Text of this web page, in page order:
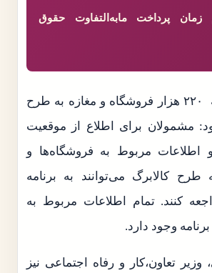
زمان پرداخت مابه‌التفاوت حقوق
وی با اشاره به اینکه ۲۲۰ هزار فروشگاه و مغازه به طرح
مشمولان برای اطلاع از موقعیت
اطلاعات مربوط به فروشگاه‌ها و
کالابرگ می‌توانند به برنامه
کنند. تمام اطلاعات مربوط به
وجود دارد.
تعاون،کار و رفاه اجتماعی نیز